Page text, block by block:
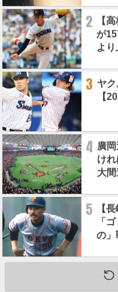
2
【
が
よ
3 ヤ
【
4 廣
け
大間
5
【
「
の」
っ